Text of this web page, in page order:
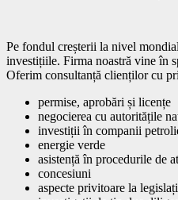
Pe fondul creșterii la nivel
investițiile. Firma noastră vine în
Oferim consultanță clienților cu
permise, aprobări și licențe
negocierea cu autoritățile
investiții în companii
energie verde
asistență în procedurile de
concesiuni
aspecte privitoare la